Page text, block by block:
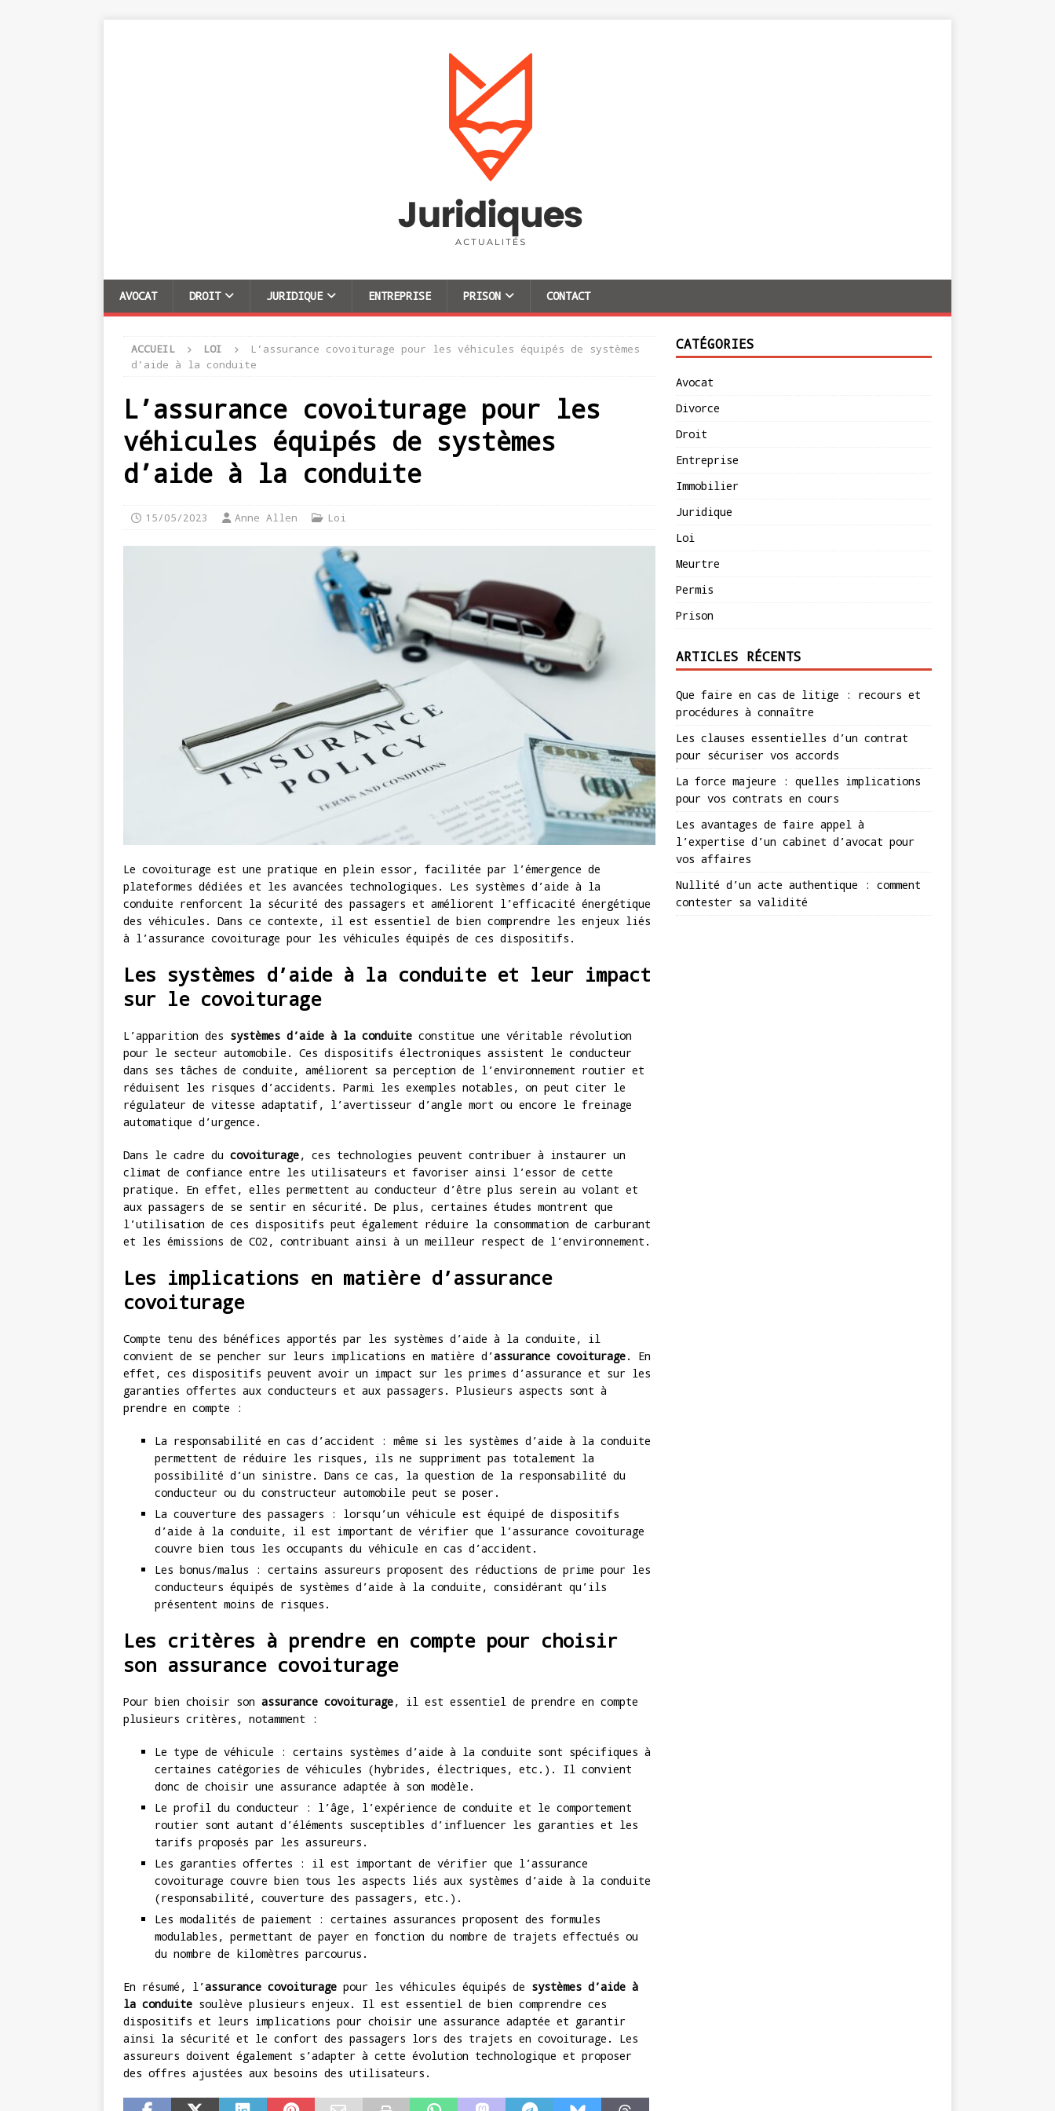
AVOCAT DROIT JURIDIQUE ENTREPRISE PRISON CONTACT
ACCUEIL LOI
L’assurance covoiturage pour les véhicules équipés de systèmes
d’aide à la conduite
L’assurance covoiturage pour les
véhicules équipés de systèmes
d’aide à la conduite
15/05/2023 Anne Allen Loi
Le covoiturage est une pratique en plein essor, facilitée par l’émergence de
plateformes dédiées et les avancées technologiques. Les systèmes d’aide à la
conduite renforcent la sécurité des passagers et améliorent l’efficacité énergétique
des véhicules. Dans ce contexte, il est essentiel de bien comprendre les enjeux liés
à l’assurance covoiturage pour les véhicules équipés de ces dispositifs.
Les systèmes d’aide à la conduite et leur impact
sur le covoiturage
L’apparition des systèmes d’aide à la conduite constitue une véritable révolution
pour le secteur automobile. Ces dispositifs électroniques assistent le conducteur
dans ses tâches de conduite, améliorent sa perception de l’environnement routier et
réduisent les risques d’accidents. Parmi les exemples notables, on peut citer le
régulateur de vitesse adaptatif, l’avertisseur d’angle mort ou encore le freinage
automatique d’urgence.
Dans le cadre du covoiturage, ces technologies peuvent contribuer à instaurer un
climat de confiance entre les utilisateurs et favoriser ainsi l’essor de cette
pratique. En effet, elles permettent au conducteur d’être plus serein au volant et
aux passagers de se sentir en sécurité. De plus, certaines études montrent que
l’utilisation de ces dispositifs peut également réduire la consommation de carburant
et les émissions de CO2, contribuant ainsi à un meilleur respect de l’environnement.
Les implications en matière d’assurance
covoiturage
Compte tenu des bénéfices apportés par les systèmes d’aide à la conduite, il
convient de se pencher sur leurs implications en matière d’assurance covoiturage. En
effet, ces dispositifs peuvent avoir un impact sur les primes d’assurance et sur les
garanties offertes aux conducteurs et aux passagers. Plusieurs aspects sont à
prendre en compte :
La responsabilité en cas d’accident : même si les systèmes d’aide à la conduite
permettent de réduire les risques, ils ne suppriment pas totalement la
possibilité d’un sinistre. Dans ce cas, la question de la responsabilité du
conducteur ou du constructeur automobile peut se poser.
La couverture des passagers : lorsqu’un véhicule est équipé de dispositifs
d’aide à la conduite, il est important de vérifier que l’assurance covoiturage
couvre bien tous les occupants du véhicule en cas d’accident.
Les bonus/malus : certains assureurs proposent des réductions de prime pour les
conducteurs équipés de systèmes d’aide à la conduite, considérant qu’ils
présentent moins de risques.
Les critères à prendre en compte pour choisir
son assurance covoiturage
Pour bien choisir son assurance covoiturage, il est essentiel de prendre en compte
plusieurs critères, notamment :
Le type de véhicule : certains systèmes d’aide à la conduite sont spécifiques à
certaines catégories de véhicules (hybrides, électriques, etc.). Il convient
donc de choisir une assurance adaptée à son modèle.
Le profil du conducteur : l’âge, l’expérience de conduite et le comportement
routier sont autant d’éléments susceptibles d’influencer les garanties et les
tarifs proposés par les assureurs.
Les garanties offertes : il est important de vérifier que l’assurance
covoiturage couvre bien tous les aspects liés aux systèmes d’aide à la conduite
(responsabilité, couverture des passagers, etc.).
Les modalités de paiement : certaines assurances proposent des formules
modulables, permettant de payer en fonction du nombre de trajets effectués ou
du nombre de kilomètres parcourus.
En résumé, l’assurance covoiturage pour les véhicules équipés de systèmes d’aide à
la conduite soulève plusieurs enjeux. Il est essentiel de bien comprendre ces
dispositifs et leurs implications pour choisir une assurance adaptée et garantir
ainsi la sécurité et le confort des passagers lors des trajets en covoiturage. Les
assureurs doivent également s’adapter à cette évolution technologique et proposer
des offres ajustées aux besoins des utilisateurs.
CATÉGORIES
Avocat
Divorce
Droit
Entreprise
Immobilier
Juridique
Loi
Meurtre
Permis
Prison
ARTICLES RÉCENTS
Que faire en cas de litige : recours et
procédures à connaître
Les clauses essentielles d’un contrat
pour sécuriser vos accords
La force majeure : quelles implications
pour vos contrats en cours
Les avantages de faire appel à
l’expertise d’un cabinet d’avocat pour
vos affaires
Nullité d’un acte authentique : comment
contester sa validité